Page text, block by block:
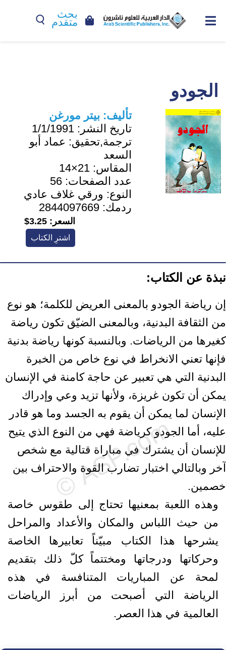
بحث
متقدم
الجودو
تأليف: بيتر مورغن
تاريخ النشر: 1/1/1991
ترجمة,تحقيق: عماد أبو
السعد
المقاس: 21×14
عدد الصفحات: 56
النوع: ورقي غلاف عادي
ردمك: 2844097669
السعر: 3.25$
اشترِ الكتاب
نبذة عن الكتاب:
إن رياضة الجودو بالمعنى العريض للكلمة؛ هو نوع
من الثقافة البدنية، وبالمعنى الضيّق تكون رياضة
كغيرها من الرياضات. وبالنسبة كونها رياضة بدنية
فإنها تعني الانخراط في نوع خاص من الخبرة
البدنية التي هي تعبير عن حاجة كامنة في الإنسان
يمكن أن تكون غريزة، ولأنها تزيد وعي وإدراك
الإنسان لما يمكن أن يقوم به الجسد وما هو قادر
عليه، أما الجودو كرياضة فهي من النوع الذي يتيح
للإنسان أن يشترك في مباراة قتالية مع شخص
آخر وبالتالي اختبار تضارب القوة والاحتراف بين
خصمين.
وهذه اللعبة بمعنيها تحتاج إلى طقوس خاصة
من حيث اللباس والمكان والأعداد والمراحل
يشرحها هذا الكتاب مبيّناً تعابيرها الخاصة
وحركاتها ودرجاتها ومختتماً كلّ ذلك بتقديم
لمحة عن المباريات المتنافسة في هذه
الرياضة التي أصبحت من أبرز الرياضات
العالمية في هذا العصر.